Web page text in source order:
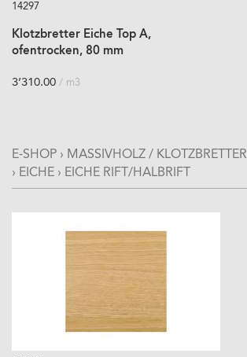
14297
Klotzbretter Eiche Top A,
ofentrocken, 80 mm
3’310.00 / m3
E-SHOP › MASSIVHOLZ / KLOTZBRETTER
› EICHE › EICHE RIFT/HALBRIFT